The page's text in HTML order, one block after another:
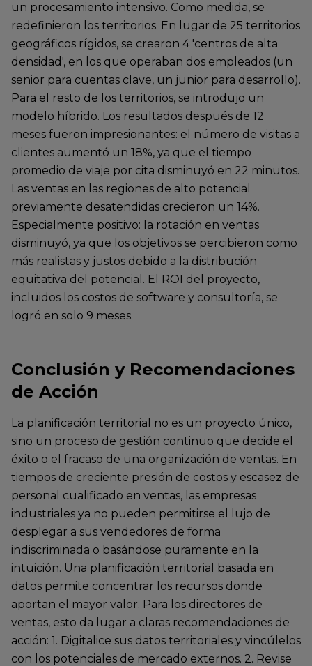
un procesamiento intensivo. Como medida, se
redefinieron los territorios. En lugar de 25 territorios
geográficos rígidos, se crearon 4 'centros de alta
densidad', en los que operaban dos empleados (un
senior para cuentas clave, un junior para desarrollo).
Para el resto de los territorios, se introdujo un
modelo híbrido. Los resultados después de 12
meses fueron impresionantes: el número de visitas a
clientes aumentó un 18%, ya que el tiempo
promedio de viaje por cita disminuyó en 22 minutos.
Las ventas en las regiones de alto potencial
previamente desatendidas crecieron un 14%.
Especialmente positivo: la rotación en ventas
disminuyó, ya que los objetivos se percibieron como
más realistas y justos debido a la distribución
equitativa del potencial. El ROI del proyecto,
incluidos los costos de software y consultoría, se
logró en solo 9 meses.
Conclusión y Recomendaciones
de Acción
La planificación territorial no es un proyecto único,
sino un proceso de gestión continuo que decide el
éxito o el fracaso de una organización de ventas. En
tiempos de creciente presión de costos y escasez de
personal cualificado en ventas, las empresas
industriales ya no pueden permitirse el lujo de
desplegar a sus vendedores de forma
indiscriminada o basándose puramente en la
intuición. Una planificación territorial basada en
datos permite concentrar los recursos donde
aportan el mayor valor. Para los directores de
ventas, esto da lugar a claras recomendaciones de
acción: 1. Digitalice sus datos territoriales y vincúlelos
con los potenciales de mercado externos. 2. Revise